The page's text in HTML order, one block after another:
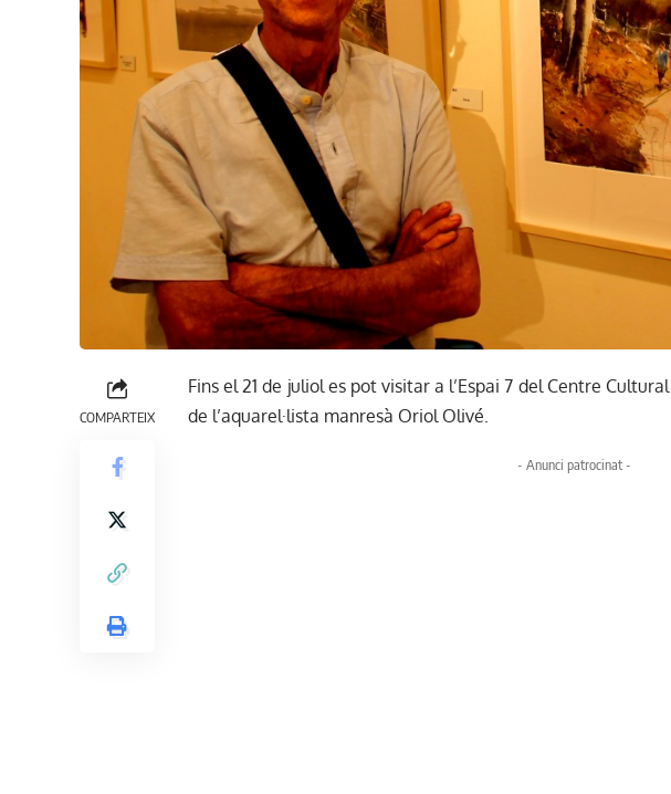
COMPARTEIX
Fins el 21 de juliol es pot visitar a l’Espai 7 del Centre
de l’aquarel·lista manresà Oriol Olivé.
- Anunci patrocinat -